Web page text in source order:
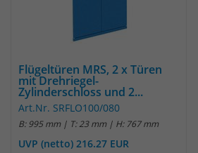
Flügeltüren MRS, 2 x Türen
mit Drehriegel-
Zylinderschloss und 2...
Art.Nr. SRFLO100/080
B: 995 mm | T: 23 mm | H: 767 mm
UVP (netto) 216.27 EUR